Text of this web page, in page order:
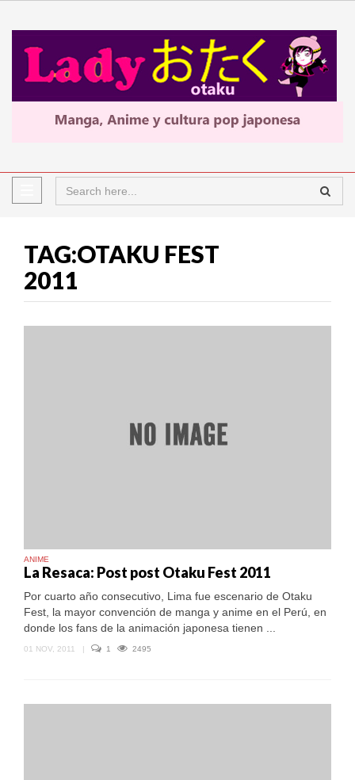
TAG:OTAKU FEST
2011
ANIME
La Resaca: Post post Otaku Fest 2011
Por cuarto año consecutivo, Lima fue escenario de Otaku
Fest, la mayor convención de manga y anime en el Perú, en
donde los fans de la animación japonesa tienen ...
01 NOV, 2011 | 1 2495